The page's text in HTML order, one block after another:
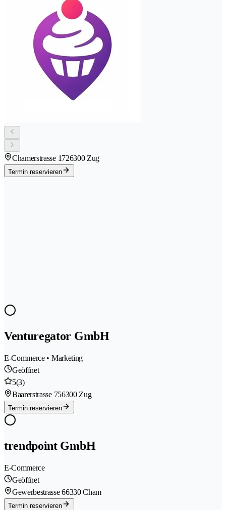
Chamerstrasse 1726300 Zug
Termin reservieren
Venturegator GmbH
E-Commerce • Marketing
Geöffnet
5(3)
Baarerstrasse 756300 Zug
Termin reservieren
trendpoint GmbH
E-Commerce
Geöffnet
Gewerbestrasse 66330 Cham
Termin reservieren